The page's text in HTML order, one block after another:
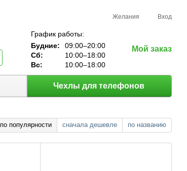
Желания Вход
График работы:
Будние:
09:00–20:00
Сб:
10:00–18:00
Вс:
10:00–18:00
Мой заказ
Чехлы для телефонов
по популярности сначала дешевле по названию